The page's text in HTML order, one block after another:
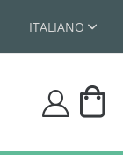
ITALIANO
user